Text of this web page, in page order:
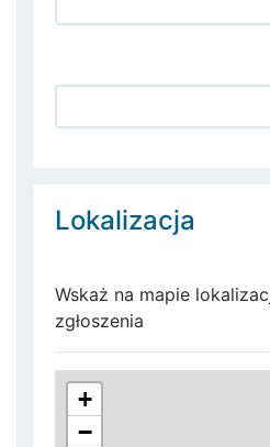
Lokalizacja
Wskaż na mapie
zgłoszenia
+
−